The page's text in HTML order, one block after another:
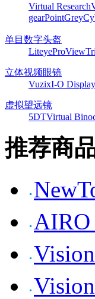
Virtual Research
gearPointGrey
单目数字头盔
LiteyeProView
立体视频眼镜
VuzixI-O
虚拟望远镜
5DTVirtual
推荐商